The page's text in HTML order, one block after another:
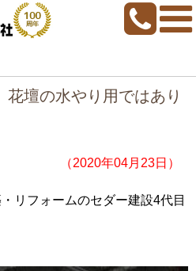
てしまった、花壇の水やり用ではありませ
壇の水やり用ではあり
（2020年04月23日）
リフォームのセダー建設4代目